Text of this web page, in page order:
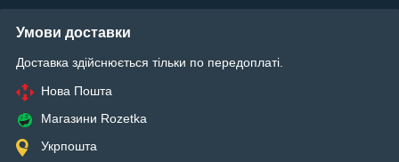
Умови доставки
Доставка здійснюється тільки по передоплаті.
Нова Пошта
Магазини Rozetka
Укрпошта